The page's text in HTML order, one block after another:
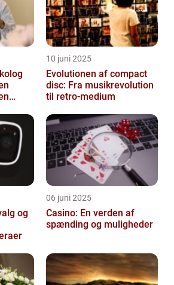
10 juni 2025
Evolutionen af compact
disc: Fra musikrevolution
til retro-medium
og
06 juni 2025
Casino: En verden af
spænding og muligheder